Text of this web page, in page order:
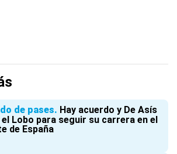
de pases Hay acuerdo y De Asís
el Lobo para seguir su carrera en el
de España